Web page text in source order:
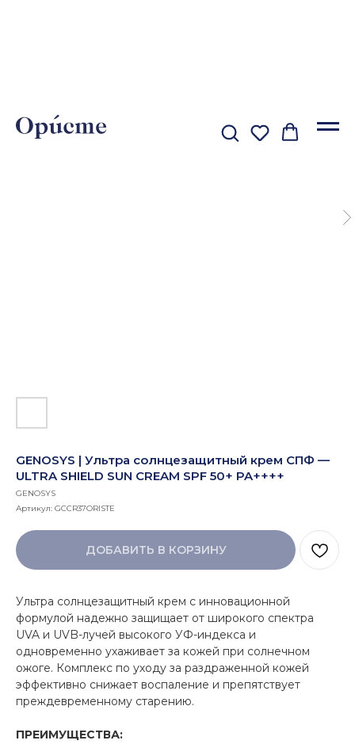
GENOSYS | Ультра солнцезащитный крем СПФ —
ULTRA SHIELD SUN CREAM SPF 50+ PA++++
GENOSYS
Артикул: GCCR37ORISTE
ДОБАВИТЬ В КОРЗИНУ
Ультра солнцезащитный крем с инновационной
формулой надежно защищает от широкого спектра
UVA и UVB-лучей высокого УФ-индекса и
одновременно ухаживает за кожей при солнечном
ожоге. Комплекс по уходу за раздраженной кожей
эффективно снижает воспаление и препятствует
преждевременному старению.
ПРЕИМУЩЕСТВА: